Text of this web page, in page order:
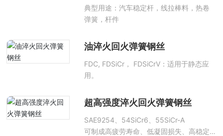
典型用途：汽车稳定杆，线拉棒料，热卷
弹簧，杆件
油淬火回火弹簧钢丝
FDC, FDSiCr， FDSiCrV：适用于静态应
用。
超高强度淬火回火弹簧钢丝
SAE9254、54SiCr6、55SiCr-A
可制成高疲劳寿命、低凝固损失、高稳定